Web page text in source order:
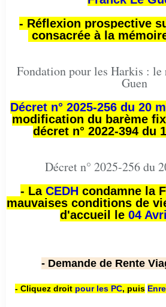
- Réflexion prospective
consacrée à la
Fondation pour les Harkis : le
Guen
Décret n° 2025-256 du 20
modification du barème
décret n° 2022-394 du
Décret n° 2025-256 du
- La CEDH condamne la
mauvaises conditions de
d'accueil le 04
- Demande de Rente
- Cliquez droit pour les PC, puis